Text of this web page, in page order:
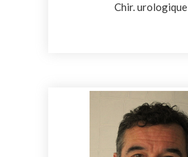
Chir. urologique